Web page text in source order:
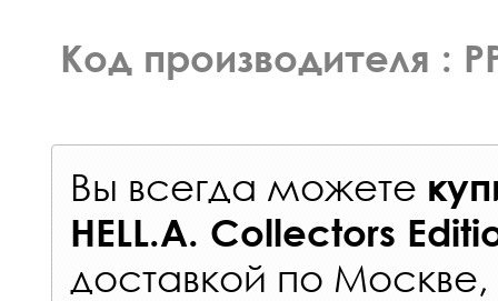
Код производителя :
Вы всегда можете
HELL.A. Collectors
доставкой по